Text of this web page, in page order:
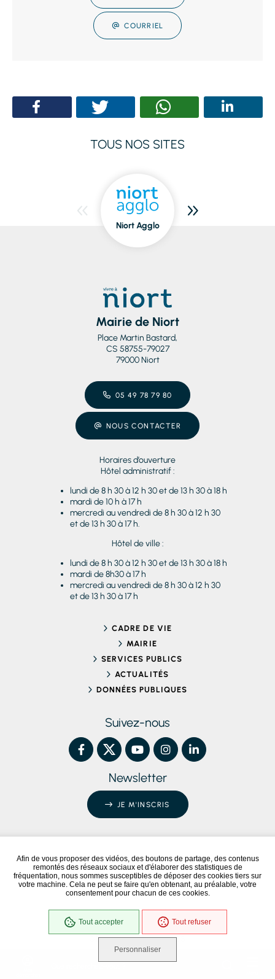
Afin de vous proposer des vidéos, des boutons de partage, des contenus
remontés des réseaux sociaux et d'élaborer des statistiques de
fréquentation, nous sommes susceptibles de déposer des cookies tiers sur
votre machine. Cela ne peut se faire qu'en obtenant, au préalable, votre
consentement pour chacun de ces cookies.
Tout accepter Tout refuser
Personnaliser
COURRIEL
TOUS NOS SITES
Niort Agglo
Mairie de Niort
Place Martin Bastard,
CS 58755-79027
79000 Niort
05 49 78 79 80
NOUS CONTACTER
Horaires d’ouverture
Hôtel administratif :
lundi de 8 h 30 à 12 h 30 et de 13 h 30 à 18 h
mardi de 10 h à 17 h
mercredi au vendredi de 8 h 30 à 12 h 30
et de 13 h 30 à 17 h.
Hôtel de ville :
lundi de 8 h 30 à 12 h 30 et de 13 h 30 à 18 h
mardi de 8h30 à 17 h
mercredi au vendredi de 8 h 30 à 12 h 30
et de 13 h 30 à 17 h
CADRE DE VIE
MAIRIE
SERVICES PUBLICS
ACTUALITÉS
DONNÉES PUBLIQUES
Suivez-nous
Newsletter
JE M'INSCRIS
Conformité RGAA
Partiellement conforme
NOUS ÉCRIRE / NOUS CONTACTER
MENTIONS LÉGALES
PLAN DU SITE
GESTION DES COOKIES